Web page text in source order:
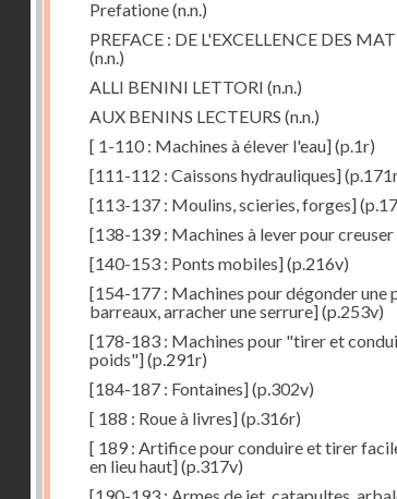
Prefatione(n.n.)
PREFACE : DE L'EXCELLENCE DES
(n.n.)
ALLI BENINI LETTORI (n.n.)
AUX BENINS LECTEURS (n.n.)
[ 1-110 : Machines à élever l'eau](p.1r)
[111-112 : Caissons hydrauliques]
[113-137 : Moulins, scieries, forges]
[138-139 : Machines à lever pour creuser
[140-153 : Ponts mobiles](p.216v)
[154-177 : Machines pour dégonder une
barreaux, arracher une serrure](p.253v)
[178-183 : Machines pour "tirer et
poids"](p.291r)
[184-187 : Fontaines](p.302v)
[ 188 : Roue à livres](p.316r)
[ 189 : Artifice pour conduire et tirer
en lieu haut](p.317v)